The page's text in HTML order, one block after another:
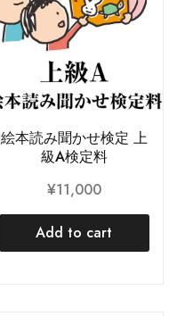
絵本読み聞かせ検定 上
級A検定料
¥11,000
Add to cart